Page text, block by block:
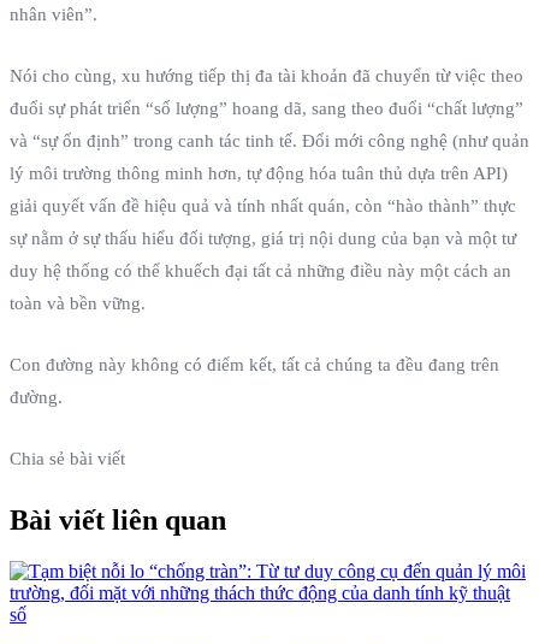
nhân viên”.
Nói cho cùng, xu hướng tiếp thị đa tài khoản đã chuyển từ việc theo
đuổi sự phát triển “số lượng” hoang dã, sang theo đuổi “chất lượng”
và “sự ổn định” trong canh tác tinh tế. Đổi mới công nghệ (như quản
lý môi trường thông minh hơn, tự động hóa tuân thủ dựa trên API)
giải quyết vấn đề hiệu quả và tính nhất quán, còn “hào thành” thực
sự nằm ở sự thấu hiểu đối tượng, giá trị nội dung của bạn và một tư
duy hệ thống có thể khuếch đại tất cả những điều này một cách an
toàn và bền vững.
Con đường này không có điểm kết, tất cả chúng ta đều đang trên
đường.
Chia sẻ bài viết
Bài viết liên quan